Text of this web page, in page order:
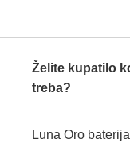
Želite kupatilo
treba?
Luna Oro